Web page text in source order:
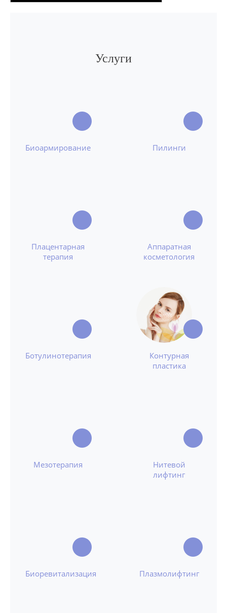
Услуги
Биоармирование Пилинги
Плацентарная
терапия
Аппаратная
косметология
Ботулинотерапия
Контурная
пластика
Мезотерапия
Нитевой
лифтинг
Биоревитализация Плазмолифтинг